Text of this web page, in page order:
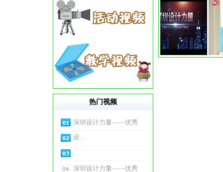
热门视频
深圳设计力量——优秀
设…
深圳设计力量——优秀